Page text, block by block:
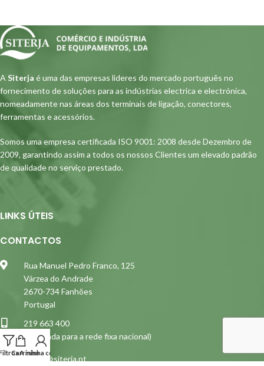
A Siterja é uma das empresas lideres do mercado português no
fornecimento de soluções para as indústrias electrica e electrónica,
nomeadamente nas áreas dos terminais de ligação, conectores,
ferramentas e acessórios.
Somos uma empresa certificada ISO 9001: 2008 desde Dezembro de
2009, garantindo assim a todos os nossos Clientes um elevado padrão
de qualidade no serviço prestado.
LINKS ÚTEIS
CONTACTOS
Rua Manuel Pedro Franco, 125
Várzea do Andrade
2670-734 Fanhões
Portugal
219 663 400
(Chamada para a rede fixa nacional)
siterja@siterja.pt
Carrinho
A minha conta